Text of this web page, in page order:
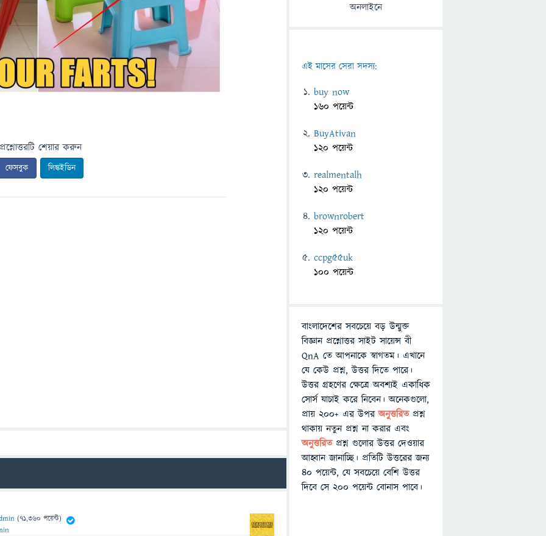
প্রশ্নোত্তরটি শেয়ার করুন
ফেসবুক লিঙ্কইডিন
(71,360 পয়েন্ট)
অনলাইনে
এই মাসের সেরা সদস্য:
buy now
160 পয়েন্ট
BuyAtivan
120 পয়েন্ট
realmentalh
120 পয়েন্ট
brownrobert
120 পয়েন্ট
ccpg55uk
100 পয়েন্ট
বাংলাদেশের সবচেয়ে বড় উন্মুক্ত
বিজ্ঞান প্রশ্নোত্তর সাইট সায়েন্স বী
QnA তে আপনাকে স্বাগতম। এখানে
যে কেউ প্রশ্ন, উত্তর দিতে পারে।
উত্তর গ্রহণের ক্ষেত্রে অবশ্যই একাধিক
সোর্স যাচাই করে নিবেন। অনেকগুলো,
প্রায় ২০০+ এর উপরঅনুত্তরিতপ্রশ্ন
থাকায় নতুন প্রশ্ন না করার এবং
অনুত্তরিত প্রশ্ন গুলোর উত্তর দেওয়ার
আহ্বান জানাচ্ছি। প্রতিটি উত্তরের জন্য
৪০ পয়েন্ট, যে সবচেয়ে বেশি উত্তর
দিবে সে ২০০ পয়েন্ট বোনাস পাবে।